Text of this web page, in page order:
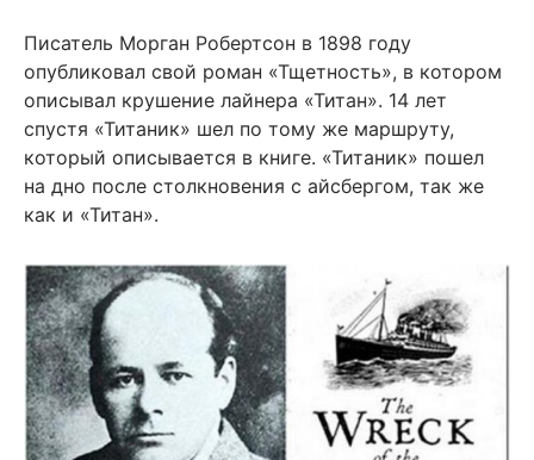
Писатель Морган Робертсон в 1898 году
опубликовал свой роман «Тщетность», в котором
описывал крушение лайнера «Титан». 14 лет
спустя «Титаник» шел по тому же маршруту,
который описывается в книге. «Титаник» пошел
на дно после столкновения с айсбергом, так же
как и «Титан».